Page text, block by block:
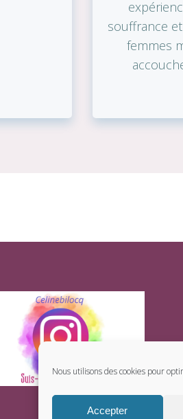
Nous utilisons des cookies pour
Accepter
souffrance
femmes